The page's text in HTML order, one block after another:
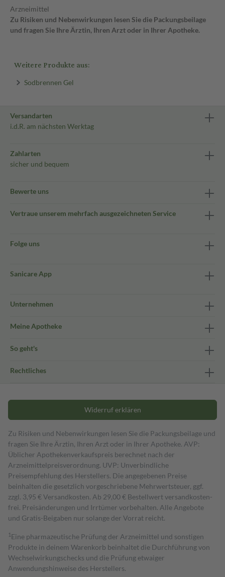
Arzneimittel
Zu Risiken und Nebenwirkungen lesen Sie die Packungsbeilage
und fragen Sie Ihre Ärztin, Ihren Arzt oder in Ihrer Apotheke.
Weitere Produkte aus:
Sodbrennen Gel
Versandarten
i.d.R. am nächsten Werktag
Zahlarten
sicher und bequem
Bewerte uns
Vertraue unserem mehrfach ausgezeichneten Service
Folge uns
Sanicare App
Unternehmen
Meine Apotheke
So geht's
Rechtliches
Widerruf erklären
Zu Risiken und Nebenwirkungen lesen Sie die Packungsbeilage und
fragen Sie Ihre Ärztin, Ihren Arzt oder in Ihrer Apotheke. AVP:
Üblicher Apothekenverkaufspreis berechnet nach der
Arzneimittelpreisverordnung. UVP: Unverbindliche
Preisempfehlung des Herstellers. Die angegebenen Preise
beinhalten die gesetzlich vorgeschriebene Mehrwertsteuer, ggf.
zzgl. 3,95 € Versandkosten. Ab 29,00 € Bestell­wert versand­kosten­
frei. Preisänderungen und Irrtümer vorbehalten. Alle Angebote
und Gratis-Beigaben nur solange der Vorrat reicht.
1 Eine pharmazeutische Prüfung der Arzneimittel und sonstigen
Produkte in deinem Warenkorb beinhaltet die Durchführung von
Wechselwirkungschecks und die Prüfung etwaiger
Anwendungshinweise des Herstellers.